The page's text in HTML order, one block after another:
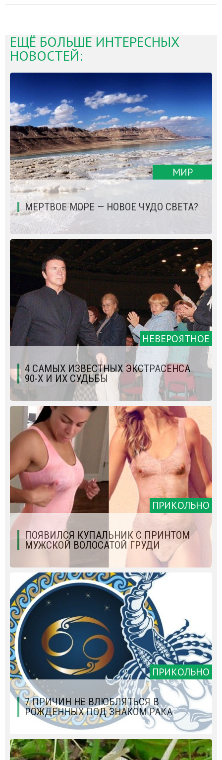
ЕЩЁ БОЛЬШЕ ИНТЕРЕСНЫХ
НОВОСТЕЙ:
МИР
МЕРТВОЕ МОРЕ — НОВОЕ ЧУДО СВЕТА?
НЕВЕРОЯТНОЕ
4 САМЫХ ИЗВЕСТНЫХ ЭКСТРАСЕНСА
90-Х И ИХ СУДЬБЫ
ПРИКОЛЬНО
ПОЯВИЛСЯ КУПАЛЬНИК С ПРИНТОМ
МУЖСКОЙ ВОЛОСАТОЙ ГРУДИ
ПРИКОЛЬНО
7 ПРИЧИН НЕ ВЛЮБЛЯТЬСЯ В
РОЖДЕННЫХ ПОД ЗНАКОМ РАКА